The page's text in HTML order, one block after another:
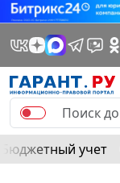
Бюджетный учет